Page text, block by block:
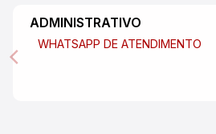
ADMINISTRATIVO
WHATSAPP DE ATENDIMENTO